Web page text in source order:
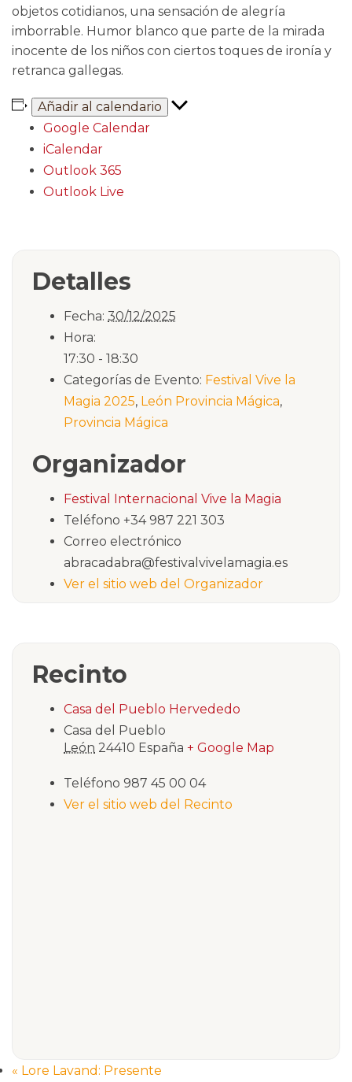
objetos cotidianos, una sensación de alegría
imborrable. Humor blanco que parte de la mirada
inocente de los niños con ciertos toques de ironía y
retranca gallegas.
Añadir al calendario
Google Calendar
iCalendar
Outlook 365
Outlook Live
Detalles
Fecha: 30/12/2025
Hora:
17:30 - 18:30
Categorías de Evento: Festival Vive la
Magia 2025, León Provincia Mágica,
Provincia Mágica
Organizador
Festival Internacional Vive la Magia
Teléfono +34 987 221 303
Correo electrónico
abracadabra@festivalvivelamagia.es
Ver el sitio web del Organizador
Recinto
Casa del Pueblo Hervededo
Casa del Pueblo
León 24410 España + Google Map
Teléfono 987 45 00 04
Ver el sitio web del Recinto
« Lore Lavand: Presente